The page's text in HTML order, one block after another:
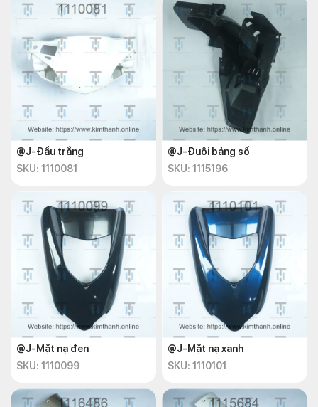
@J-Đầu trắng
SKU: 1110081
@J-Đuôi bảng số
SKU: 1115196
@J-Mặt nạ đen
SKU: 1110099
@J-Mặt nạ xanh
SKU: 1110101